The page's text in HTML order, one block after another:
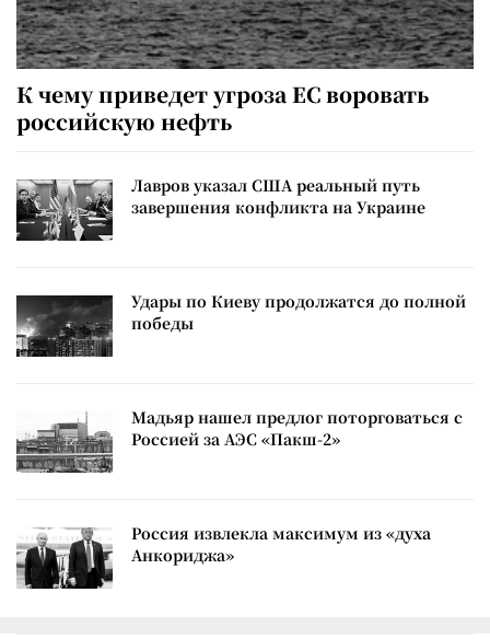
К чему приведет угроза ЕС воровать
российскую нефть
Лавров указал США реальный путь
завершения конфликта на Украине
Удары по Киеву продолжатся до полной
победы
Мадьяр нашел предлог поторговаться с
Россией за АЭС «Пакш-2»
Россия извлекла максимум из «духа
Анкориджа»